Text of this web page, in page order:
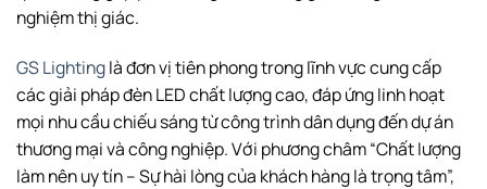
nghiệm thị giác.
GS Lightinglà đơn vị tiên phong trong lĩnh vực cung cấp
các giải pháp đèn LED chất lượng cao, đáp ứng linh hoạt
mọi nhu cầu chiếu sáng từ công trình dân dụng đến dự án
thương mại và công nghiệp. Với phương châm “Chất lượng
làm nên uy tín – Sự hài lòng của khách hàng là trọng tâm”,